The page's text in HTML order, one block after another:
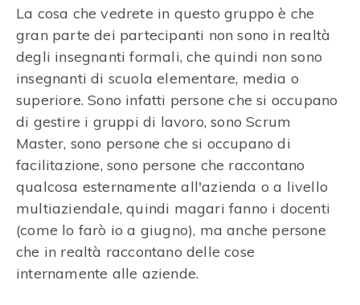
La cosa che vedrete in questo gruppo è che
gran parte dei partecipanti non sono in realtà
degli insegnanti formali, che quindi non sono
insegnanti di scuola elementare, media o
superiore. Sono infatti persone che si occupano
di gestire i gruppi di lavoro, sono Scrum
Master, sono persone che si occupano di
facilitazione, sono persone che raccontano
qualcosa esternamente all'azienda o a livello
multiaziendale, quindi magari fanno i docenti
(come lo farò io a giugno), ma anche persone
che in realtà raccontano delle cose
internamente alle aziende.